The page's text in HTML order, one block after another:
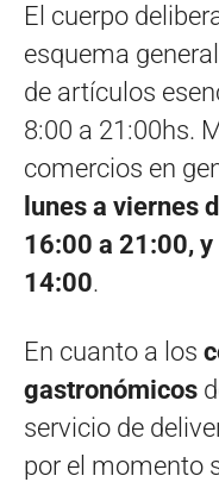
El cuerpo
esquema
de artículos
8:00 a 21:00hs.
comercios en
lunes a viernes
16:00 a 21:00,
14:00.
En cuanto a los
gastronómicos
servicio de
por el momento